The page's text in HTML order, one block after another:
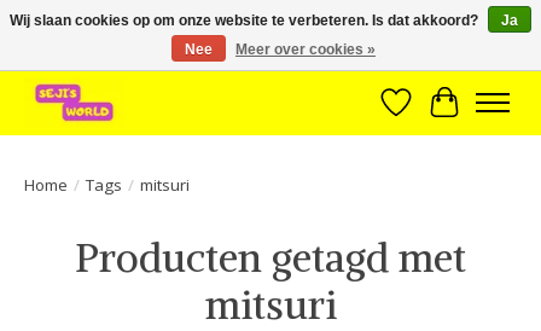
Brede assortiment direct leverbaar uit voorraad!
Verlanglijst
Home / Tags / mitsuri
Producten getagd met
mitsuri
Wij slaan cookies op om onze website te verbeteren. Is dat akkoord?
Ja
Nee
Meer over cookies »